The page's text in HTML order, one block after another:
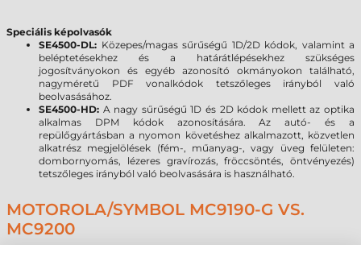
Speciális képolvasók
SE4500-DL: Közepes/magas sűrűségű 1D/2D kódok, valamint a
beléptetésekhez és a határátlépésekhez szükséges
jogosítványokon és egyéb azonosító okmányokon található,
nagyméretű PDF vonalkódok tetszőleges irányból való
beolvasásához.
SE4500-HD: A nagy sűrűségű 1D és 2D kódok mellett az optika
alkalmas DPM kódok azonosítására. Az autó- és a
repülőgyártásban a nyomon követéshez alkalmazott, közvetlen
alkatrész megjelölések (fém-, műanyag-, vagy üveg felületen:
dombornyomás, lézeres gravírozás, fröccsöntés, öntvényezés)
tetszőleges irányból való beolvasására is használható.
MOTOROLA/SYMBOL MC9190-G VS.
MC9200